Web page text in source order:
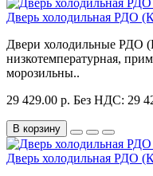
Дверь холодильная РДО
Двери холодильные РДО
низкотемпературная,
морозильны..
29 429.00 р. Без НДС: 29
В корзину
Дверь холодильная РДО